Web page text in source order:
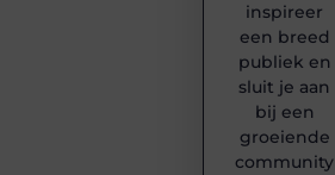
inspireer
een breed
publiek en
sluit je aan
bij een
groeiende
community